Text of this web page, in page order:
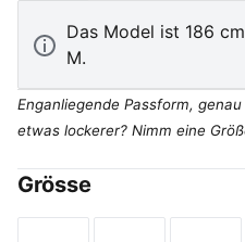
Das Model ist 186
M.
Enganliegende Passform,
etwas lockerer? Nimm eine
Grösse